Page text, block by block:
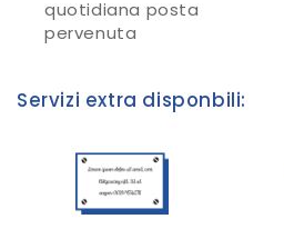
quotidiana posta
pervenuta
Servizi extra disponbili: